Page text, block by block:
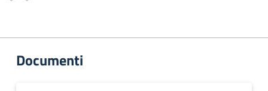
Documenti